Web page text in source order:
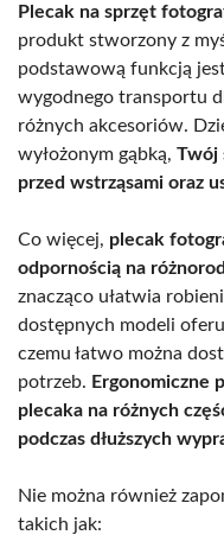
Plecak na sprzęt
produkt stworzony z
podstawową funkcją
wygodnego transportu
różnych akcesoriów.
wyłożonym gąbką, Twój
przed wstrząsami oraz
Co więcej, plecak
odpornością na
znacząco ułatwia
dostępnych modeli
czemu łatwo można
potrzeb. Ergonomiczne
plecaka na różnych
podczas dłuższych
Nie można również
takich jak: